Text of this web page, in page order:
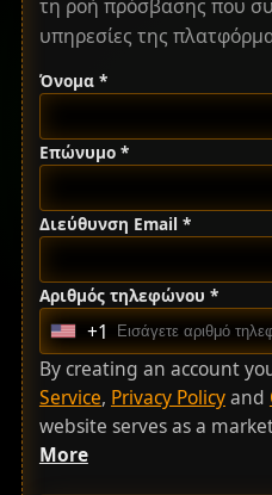
τη ροή πρόσβασης που
υπηρεσίες της
Όνομα *
Επώνυμο *
Διεύθυνση Email *
Αριθμός τηλεφώνου *
U
n
i
t
e
+1
By creating an account
Service, Privacy Policyand
website serves as a
More